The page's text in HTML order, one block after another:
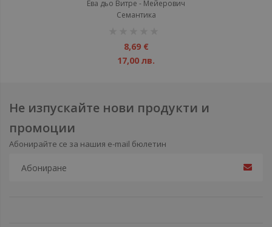
Ева дьо Витре - Мейерович
Семантика
8,69 €
17,00 лв.
Не изпускайте нови продукти и
промоции
Абонирайте се за нашия e-mail бюлетин